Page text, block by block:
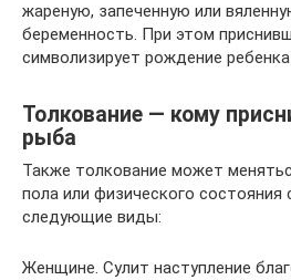
жареную, запеченную или
беременность. При этом
символизирует рождение
Толкование — кому
рыба
Также толкование может
пола или физического
следующие виды:
Женщине. Сулит наступление